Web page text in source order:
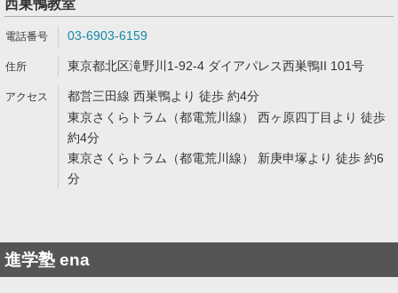
西巣鴨教室
03-6903-6159
東京都北区滝野川1-92-4 ダイアパレス西巣鴨II 101号
都営三田線 西巣鴨より 徒歩 約4分
東京さくらトラム（都電荒川線） 西ヶ原四丁目より 徒歩
約4分
東京さくらトラム（都電荒川線） 新庚申塚より 徒歩 約6
分
進学塾 ena